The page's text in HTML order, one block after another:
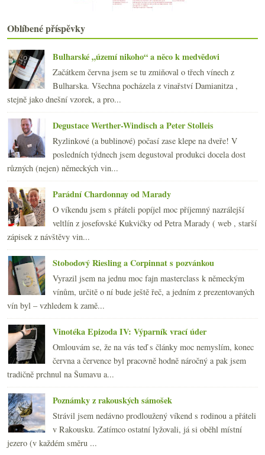
►2017(240)
►2016(250)
►2015(251)
►2014(254)
► 2013(249)
►2012(254)
►2011(252)
2010 (249)
►2009(249)
►2008(270)
►2007(108)
Oblíbené příspěvky
Bulharské „území nikoho“ a něco k medvědovi
Začátkem června jsem se tu zmiňoval o třech vínech z
Bulharska. Všechna pocházela z vinařství Damianitza ,
stejně jako dnešní vzorek, a pro...
Degustace Werther-Windisch a Peter Stolleis
Ryzlinkové (a bublinové) počasí zase klepe na dveře! V
posledních týdnech jsem degustoval produkci docela dost
různých (nejen) německých vin...
Parádní Chardonnay od Marady
O víkendu jsem s přáteli popíjel moc příjemný nazrálejší
veltlín z josefovské Kukvičky od Petra Marady ( web , starší
zápisek z návštěvy vin...
Stobodový Riesling a Corpinnat s pozvánkou
Vyrazil jsem na jednu moc fajn masterclass k německým
vínům, určitě o ní bude ještě řeč, a jedním z prezentovaných
vín byl – vzhledem k zamě...
Vinotéka Epizoda IV: Výparník vrací úder
Omlouvám se, že na vás teď s články moc nemyslím, konec
června a července byl pracovně hodně náročný a pak jsem
tradičně prchnul na Šumavu a...
Poznámky z rakouských sámošek
Strávil jsem nedávno prodloužený víkend s rodinou a přáteli
v Rakousku. Zatímco ostatní lyžovali, já si oběhl místní
jezero (v každém směru ...